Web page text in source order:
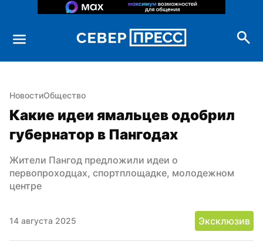
НовостиОбщество
Какие идеи ямальцев одобрил
губернатор в Пангодах
Жители Пангод предложили идеи о
первопроходцах, спортплощадке, молодежном
центре
14 августа 2025 Эксклюзив